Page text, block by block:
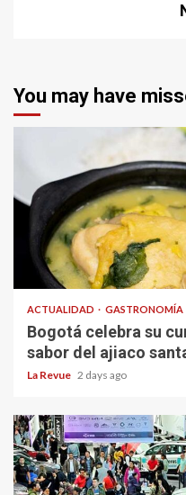
You may have
ACTUALIDAD GASTRONOMÍA
Bogotá celebra su
sabor del ajiaco
La Revue 2 days ago